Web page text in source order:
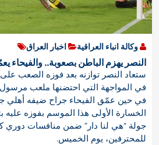
وكالة انباء العراقية اخبار العراق
النصر يهزم الباطن بصعوبة.. والفيحاء
في المواجهة التي احتضنها ملعب مرسول
في حين عمّق الفيحاء جراح ضيفه أهلي
الخسارة الأولى هذا الموسم بفوزه عليه
جولة “هي لنا دار” ضمن منافسات
للمحترفين، يوم الخميس.